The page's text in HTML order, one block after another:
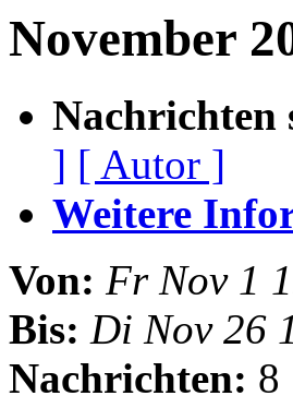
November
Nachrichten
] [ Autor ]
Weitere
Von: Fr Nov 1
Bis: Di Nov 26
Nachrichten: 8